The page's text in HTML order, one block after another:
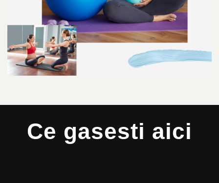
Ce gasesti aici